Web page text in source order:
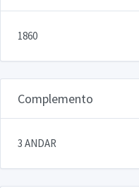
1860
Complemento
3 ANDAR